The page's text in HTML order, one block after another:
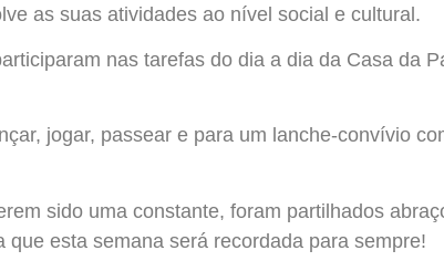
as suas atividades ao nível social e cultural.
nas tarefas do dia a dia da Casa da
jogar, passear e para um lanche-convívio
sido uma constante, foram partilhados
esta semana será recordada para sempre!